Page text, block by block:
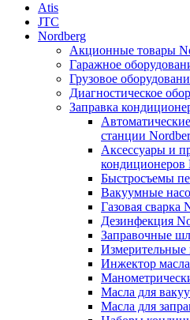
Atis
JTC
Nordberg
Акционные товары
Гаражное
Грузовое
Диагностическое
Заправка
станции
Аксессуары и
кондиционеров
Быстросъемы
Вакуумные
Газовая сварка
Дезинфекция
Заправочные
Инжектор
Масла для
Масла для